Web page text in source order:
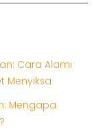
Cara Alami
Menyiksa
Mengapa